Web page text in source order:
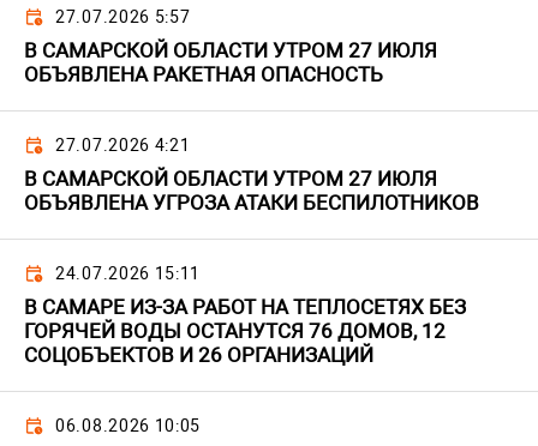
27.07.2026 5:57
В САМАРСКОЙ ОБЛАСТИ УТРОМ 27 ИЮЛЯ
ОБЪЯВЛЕНА РАКЕТНАЯ ОПАСНОСТЬ
27.07.2026 4:21
В САМАРСКОЙ ОБЛАСТИ УТРОМ 27 ИЮЛЯ
ОБЪЯВЛЕНА УГРОЗА АТАКИ БЕСПИЛОТНИКОВ
24.07.2026 15:11
В САМАРЕ ИЗ-ЗА РАБОТ НА ТЕПЛОСЕТЯХ БЕЗ
ГОРЯЧЕЙ ВОДЫ ОСТАНУТСЯ 76 ДОМОВ, 12
СОЦОБЪЕКТОВ И 26 ОРГАНИЗАЦИЙ
06.08.2026 10:05